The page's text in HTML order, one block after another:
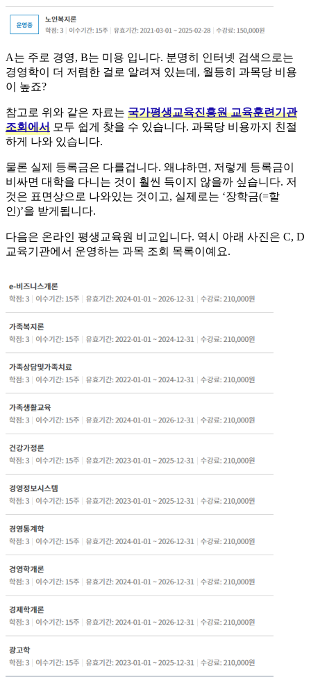
A는 주로 경영, B는 미용 입니다. 분명히 인터넷 검색으로는
경영학이 더 저렴한 걸로 알려져 있는데, 월등히 과목당 비용
이 높죠?
​참고로 위와 같은 자료는 국가평생교육진흥원 교육훈련기관
조회에서 모두 쉽게 찾을 수 있습니다. 과목당 비용까지 친절
하게 나와 있습니다.
​물론 실제 등록금은 다를겁니다. 왜냐하면, 저렇게 등록금이
비싸면 대학을 다니는 것이 훨씬 득이지 않을까 싶습니다. 저
것은 표면상으로 나와있는 것이고, 실제로는 ‘장학금(=할
인)’을 받게됩니다.
​다음은 온라인 평생교육원 비교입니다. 역시 아래 사진은 C, D
교육기관에서 운영하는 과목 조회 목록이예요.